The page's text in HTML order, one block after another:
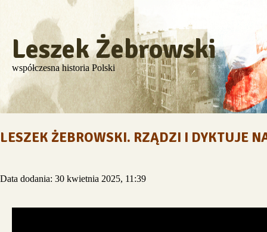
Leszek Żebrowski
współczesna historia Polski
LESZEK ŻEBROWSKI. RZĄDZI I DYKTUJE
Data dodania: 30 kwietnia 2025, 11:39